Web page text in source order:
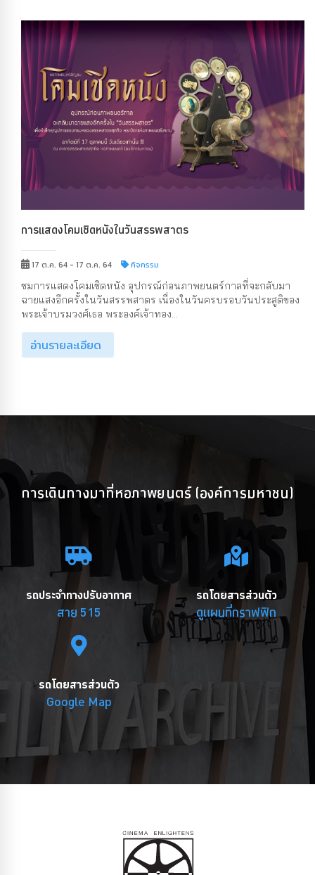
การแสดงโคมเชิดหนังในวันสรรพสาตร
17 ต.ค. 64 - 17 ต.ค. 64 กิจกรรม
ชมการแสดงโคมเชิดหนัง อุปกรณ์ก่อนภาพยนตร์กาลที่จะกลับมา
ฉายแสงอีกครั้งในวันสรรพสาตร เนื่องในวันครบรอบวันประสูติของ
พระเจ้าบรมวงศ์เธอ พระองค์เจ้าทอง...
อ่านรายละเอียด
การเดินทางมาที่หอภาพยนตร์ (องค์การมหาชน)
รถประจำทางปรับอากาศ
สาย 515
รถโดยสารส่วนตัว
ดูแผนที่กราฟฟิก
รถโดยสารส่วนตัว
Google Map